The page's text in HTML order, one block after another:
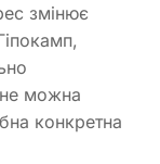
змінює
можна
конкретна